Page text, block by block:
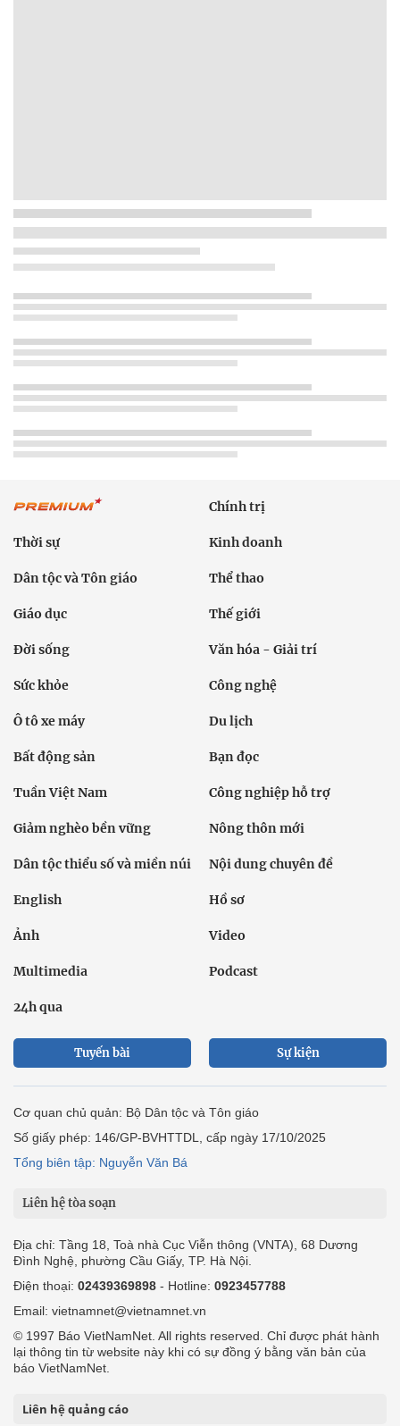
Chính trị
Thời sự Kinh doanh
Dân tộc và Tôn giáo Thể thao
Giáo dục Thế giới
Đời sống Văn hóa - Giải trí
Sức khỏe Công nghệ
Ô tô xe máy Du lịch
Bất động sản Bạn đọc
Tuần Việt Nam Công nghiệp hỗ trợ
Giảm nghèo bền vững Nông thôn mới
Dân tộc thiểu số và miền núi Nội dung chuyên đề
English Hồ sơ
Ảnh Video
Multimedia Podcast
24h qua
Tuyến bài Sự kiện
Cơ quan chủ quản: Bộ Dân tộc và Tôn giáo
Số giấy phép: 146/GP-BVHTTDL, cấp ngày 17/10/2025
Tổng biên tập: Nguyễn Văn Bá
Liên hệ tòa soạn
Địa chỉ: Tầng 18, Toà nhà Cục Viễn thông (VNTA), 68 Dương
Đình Nghệ, phường Cầu Giấy, TP. Hà Nội.
Điện thoại: 02439369898 - Hotline: 0923457788
Email: vietnamnet@vietnamnet.vn
© 1997 Báo VietNamNet. All rights reserved. Chỉ được phát hành
lại thông tin từ website này khi có sự đồng ý bằng văn bản của
báo VietNamNet.
Liên hệ quảng cáo